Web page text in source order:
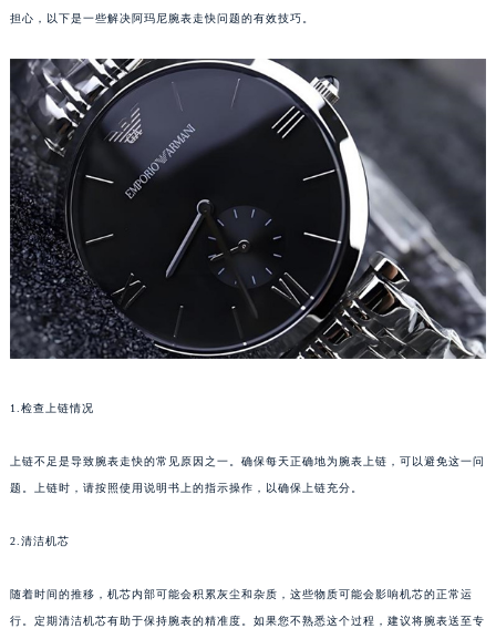
担心，以下是一些解决阿玛尼腕表走快问题的有效技巧。
1.检查上链情况
上链不足是导致腕表走快的常见原因之一。确保每天正确地为腕表上链，可以避免这一问
题。上链时，请按照使用说明书上的指示操作，以确保上链充分。
2.清洁机芯
随着时间的推移，机芯内部可能会积累灰尘和杂质，这些物质可能会影响机芯的正常运
行。定期清洁机芯有助于保持腕表的精准度。如果您不熟悉这个过程，建议将腕表送至专